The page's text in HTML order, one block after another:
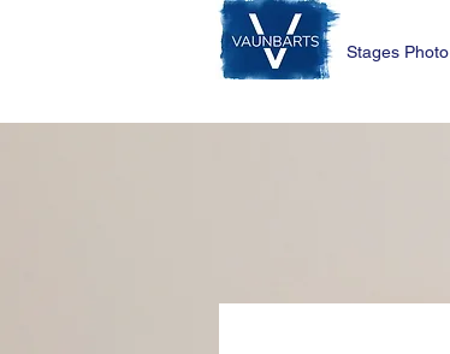
Stages Photo